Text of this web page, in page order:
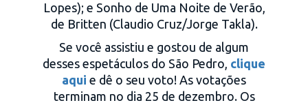
Lopes); e Sonho de Uma Noite de Verão,
de Britten (Claudio Cruz/Jorge Takla).
Se você assistiu e gostou de algum
desses espetáculos do São Pedro, clique
aqui e dê o seu voto! As votações
terminam no dia 25 de dezembro. Os